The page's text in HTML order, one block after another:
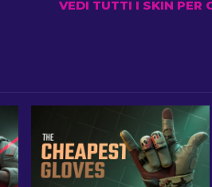
VEDI TUTTI I SKIN PER